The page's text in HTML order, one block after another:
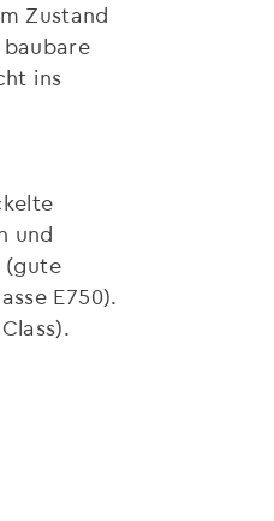
Zustand
ins
und
(gute
E750).